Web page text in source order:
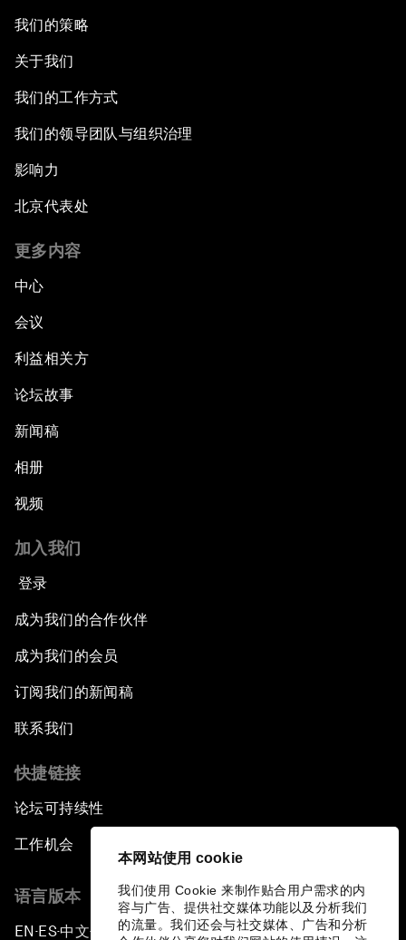
本网站使用 cookie
我们使用 Cookie 来制作贴合用户需求的内
容与广告、提供社交媒体功能以及分析我们
的流量。我们还会与社交媒体、广告和分析
我们的策略
关于我们
我们的工作方式
我们的领导团队与组织治理
影响力
北京代表处
更多内容
中心
会议
利益相关方
论坛故事
新闻稿
相册
视频
加入我们
登录
成为我们的合作伙伴
成为我们的会员
订阅我们的新闻稿
联系我们
快捷链接
论坛可持续性
工作机会
语言版本
EN ▪ES▪中文▪ 日本語